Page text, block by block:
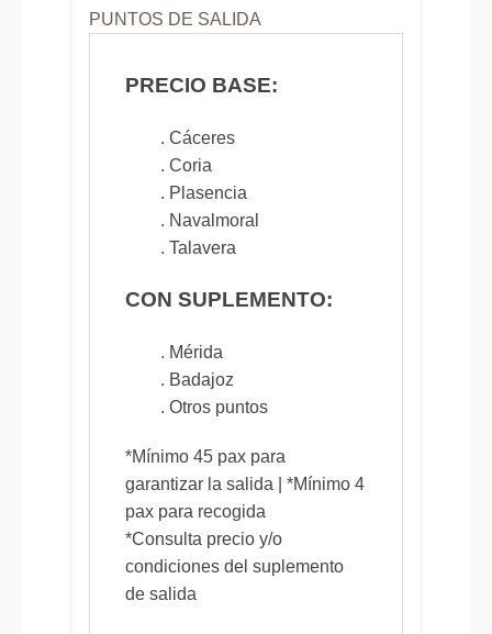
PUNTOS DE SALIDA
PRECIO BASE:
. Cáceres
. Coria
. Plasencia
. Navalmoral
. Talavera
CON SUPLEMENTO:
. Mérida
. Badajoz
. Otros puntos
*Mínimo 45 pax para
garantizar la salida | *Mínimo 4
pax para recogida
*Consulta precio y/o
condiciones del suplemento
de salida